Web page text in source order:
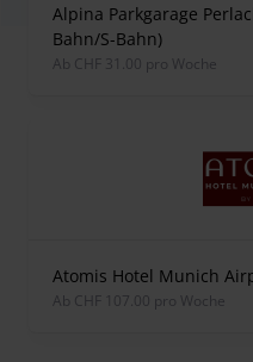
Alpina Parkgarage
Bahn/S-Bahn)
ab CHF 31.00 pro Woche
Atomis Hotel Munich
ab CHF 107.00 pro Woche